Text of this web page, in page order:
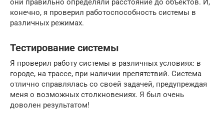
они правильно определяли расстояние до объектов. И,
конечно, я проверил работоспособность системы в
различных режимах.
Тестирование системы
Я проверил работу системы в различных условиях: в
городе, на трассе, при наличии препятствий. Система
отлично справлялась со своей задачей, предупреждая
меня о возможных столкновениях. Я был очень
доволен результатом!